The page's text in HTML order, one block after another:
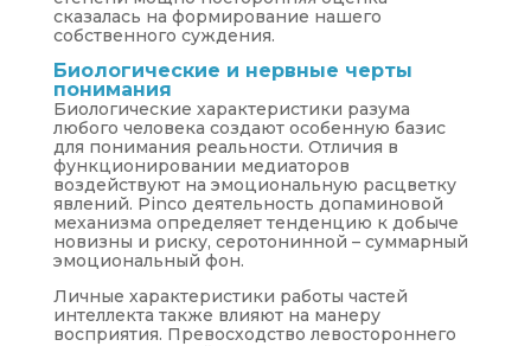
сказалась на формирование нашего
собственного суждения.
Биологические и нервные черты
понимания
Биологические характеристики разума
любого человека создают особенную базис
для понимания реальности. Отличия в
функционировании медиаторов
воздействуют на эмоциональную расцветку
явлений. Pinco деятельность допаминовой
механизма определяет тенденцию к добыче
новизны и риску, серотонинной – суммарный
эмоциональный фон.
Личные характеристики работы частей
интеллекта также влияют на манеру
восприятия. Превосходство левостороннего